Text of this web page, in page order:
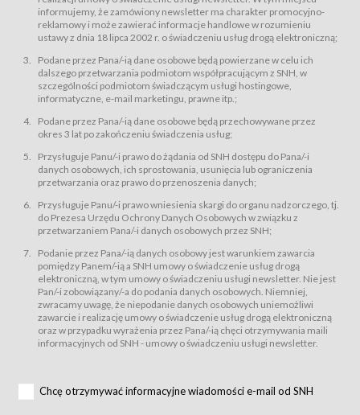
zasady świadczenia precyzują odrębne regulaminy,
przetwarzania przez Usługodawcę danych osobowych Usługobiorców
będących osobami fizycznymi.
świadczy Usługi drogą elektroniczną w rozumieniu ustawy z dnia 18 lipca
2002 r. o świadczeniu usług drogą elektroniczną (Dz.U. z 2002 r., Nr 144, poz.
1204, z późń. zm.). Usługi świadczone są nieodpłatnie.
usługę przeglądania i odczytywania przez Usługobiorców materiałów
zamieszczanych w Serwisie,
usługę utrzymywania konta użytkownika w Serwisie,
usługę newsletter,
usługę zawierania na odległość umów nabycia Karnetów i Biletów,
usługę zawierania na odległość umów sprzedaży w Sklepie.
dnia 18 lipca 2002 r. o świadczeniu usług drogą elektroniczną (Dz.U. z 2002
r., Nr 144, poz. 1204, z późń. zm.). Usługi świadczone są nieodpłatnie.
Na zasadach określonych w Regulaminie dostęp do Serwisu jest otwarty dla
Usługobiorca przed rozpoczęciem korzystania z Serwisu jest zobowiązany
zapoznać się z Regulaminem. Założenie konta w Serwisie oraz zamówienie
usługi newsletter za pośrednictwem przeznaczonego do tego formularza
zamieszczonego na stronach Serwisu dostępnych dla wszystkich
Usługobiorców wymaga akceptacji postanowień Regulaminu.
Usługobiorca zobowiązany jest do przestrzegania postanowień Regulaminu
od chwili rozpoczęcia korzystania z Serwisu.
Regulamin jest udostępniony Usługobiorcom nieodpłatnie za
Warunki techniczne korzystania z Usług
informujemy, że zamówiony newsletter ma charakter promocyjno-
reklamowy i może zawierać informacje handlowe w rozumieniu
ustawy z dnia 18 lipca 2002 r. o świadczeniu usług drogą elektroniczną;
Podane przez Pana/-ią dane osobowe będą powierzane w celu ich
dalszego przetwarzania podmiotom współpracującym z SNH, w
szczególności podmiotom świadczącym usługi hostingowe,
informatyczne, e-mail marketingu, prawne itp.;
Podane przez Pana/-ią dane osobowe będą przechowywane przez
okres 3 lat po zakończeniu świadczenia usług;
Przysługuje Panu/-i prawo do żądania od SNH dostępu do Pana/-i
danych osobowych, ich sprostowania, usunięcia lub ograniczenia
przetwarzania oraz prawo do przenoszenia danych;
Przysługuje Panu/-i prawo wniesienia skargi do organu nadzorczego, tj.
do Prezesa Urzędu Ochrony Danych Osobowych w związku z
przetwarzaniem Pana/-i danych osobowych przez SNH;
Podanie przez Pana/-ią danych osobowy jest warunkiem zawarcia
pomiędzy Panem/-ią a SNH umowy o świadczenie usług drogą
elektroniczną, w tym umowy o świadczeniu usługi newsletter. Nie jest
Pan/-i zobowiązany/-a do podania danych osobowych. Niemniej,
zwracamy uwagę, że niepodanie danych osobowych uniemożliwi
zawarcie i realizację umowy o świadczenie usług drogą elektroniczną
oraz w przypadku wyrażenia przez Pana/-ią chęci otrzymywania maili
informacyjnych od SNH - umowy o świadczeniu usługi newsletter.
Chcę otrzymywać informacyjne wiadomości e-mail od SNH